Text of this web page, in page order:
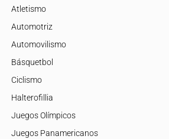
Atletismo
Automotriz
Automovilismo
Básquetbol
Ciclismo
Halterofillia
Juegos Olímpicos
Juegos Panamericanos